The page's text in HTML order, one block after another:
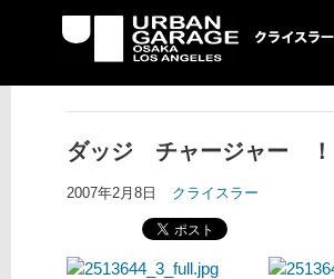
UG クライスラー
ッジ専門店
ダッジ チャージャー ！
2007年2月8日 クライスラー